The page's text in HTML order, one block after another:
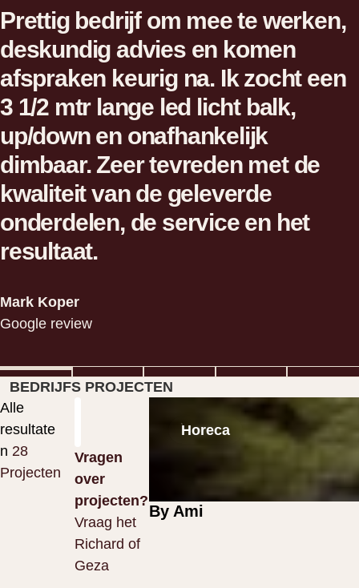
Prettig bedrijf om mee te werken,
deskundig advies en komen
afspraken keurig na. Ik zocht een
3 1/2 mtr lange led licht balk,
up/down en onafhankelijk
dimbaar. Zeer tevreden met de
kwaliteit van de geleverde
onderdelen, de service en het
resultaat.
Mark Koper
Google review
Johan Tirions
Danny van Kuik
Google review
Bekijk project
Alberto Crosio
Bekijk project
BEDRIJFS PROJECTEN
Alle
resultate
n 28
Projecten
Vragen
over
projecten?
Vraag het
Richard of
Geza
Horeca
By Ami